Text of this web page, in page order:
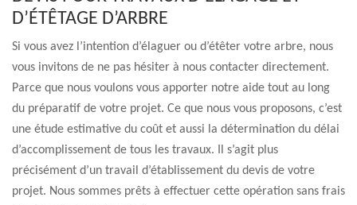
D’ÉTÊTAGE D’ARBRE
Si vous avez l’intention d’élaguer ou d’étêter votre arbre, nous
vous invitons de ne pas hésiter à nous contacter directement.
Parce que nous voulons vous apporter notre aide tout au long
du préparatif de votre projet. Ce que nous vous proposons, c’est
une étude estimative du coût et aussi la détermination du délai
d’accomplissement de tous les travaux. Il s’agit plus
précisément d’un travail d’établissement du devis de votre
projet. Nous sommes prêts à effectuer cette opération sans frais